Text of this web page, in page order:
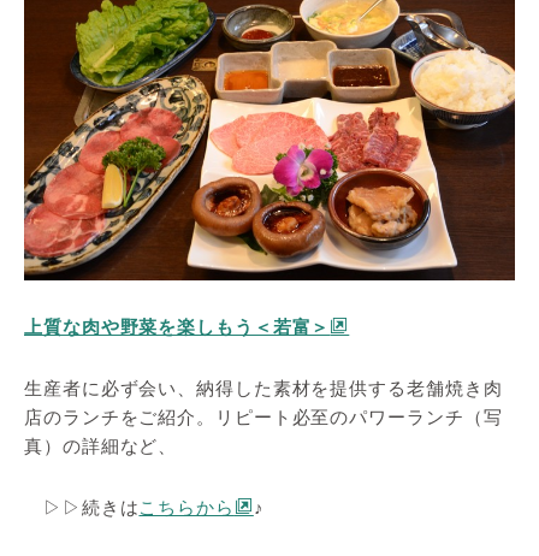
上質な肉や野菜を楽しもう＜若富＞
生産者に必ず会い、納得した素材を提供する老舗焼き肉
店のランチをご紹介。リピート必至のパワーランチ（写
真）の詳細など、
▷▷続きはこちらから ♪